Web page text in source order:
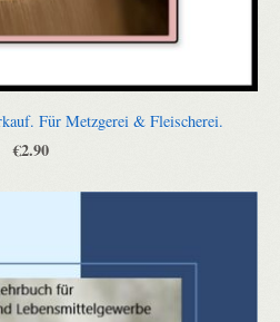
Für Metzgerei & Fleischerei.
€2.90